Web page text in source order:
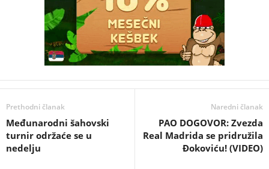
Prethodni članak
Međunarodni šahovski
turnir održaće se u
nedelju
Naredni članak
PAO DOGOVOR: Zvezda
Real Madrida se pridružila
Đokoviću! (VIDEO)